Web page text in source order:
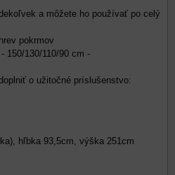
a môžete ho používať po celý
pokrmov
150/130/110/90 cm -
o užitočné príslušenstvo:
hľbka 93,5cm, výška 251cm